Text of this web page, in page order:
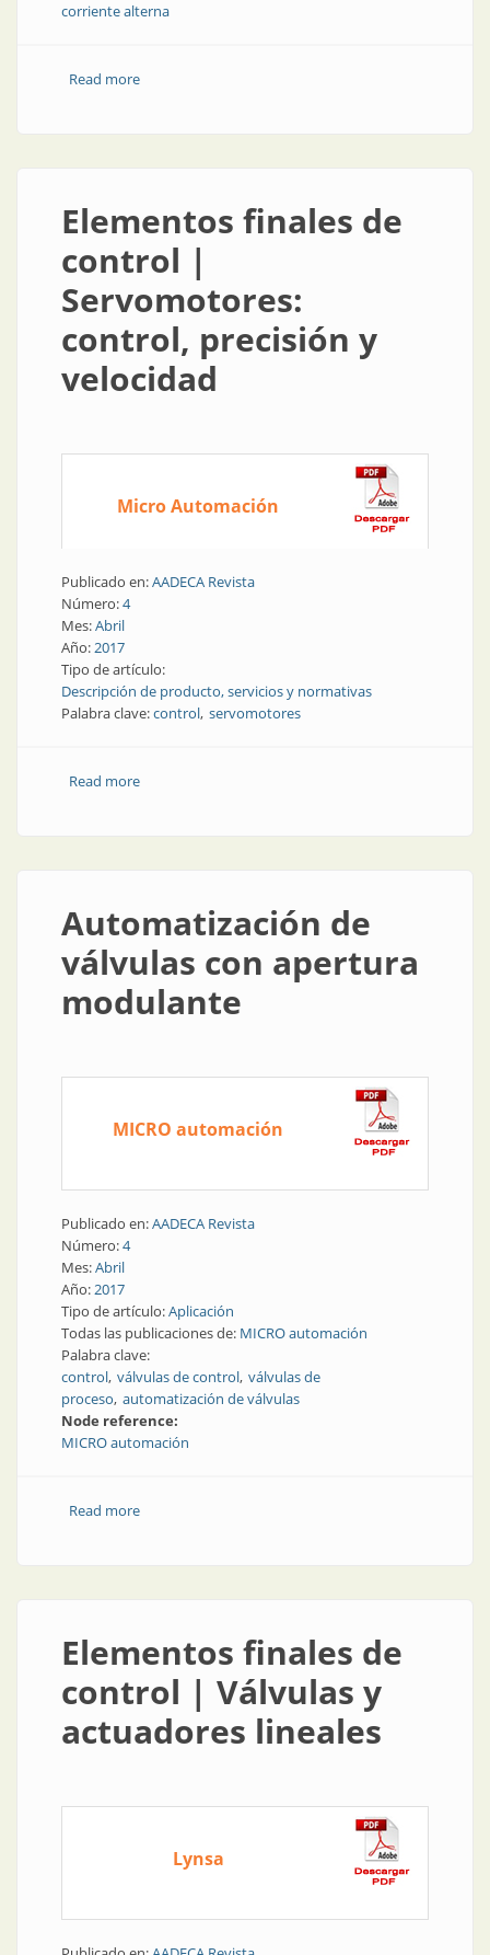
corriente alterna
Read moreabout Elementos finales de control | Nuevos
Elementos finales de
control |
Servomotores:
control, precisión y
velocidad
Micro Automación
Publicado en:AADECA Revista
Número:4
Mes:Abril
Año:2017
Tipo de artículo:
Descripción de producto, servicios y normativas
Palabra clave:control servomotores
Read moreabout Elementos finales de control | Servomotores:
Automatización de
válvulas con apertura
modulante
MICRO automación
Publicado en:AADECA Revista
Número:4
Mes:Abril
Año:2017
Tipo de artículo:Aplicación
Todas las publicaciones de: MICRO automación
Palabra clave:
control válvulas de control válvulas de
proceso automatización de válvulas
Node reference:
MICRO automación
Read moreabout Automatización de válvulas con apertura
Elementos finales de
control | Válvulas y
actuadores lineales
Lynsa